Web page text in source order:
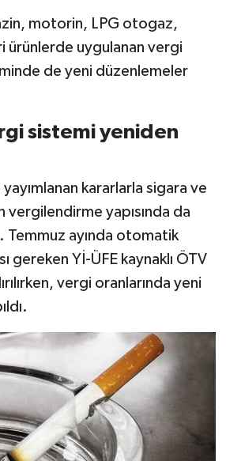
motorin, LPG otogaz,
ürünlerde uygulanan vergi
de yeni düzenlemeler
sistemi yeniden
kararlarla sigara ve
vergilendirme yapısında da
ayında otomatik
gereken Yİ-ÜFE kaynaklı ÖTV
vergi oranlarında yeni